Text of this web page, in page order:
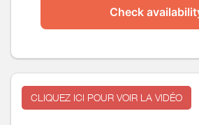
Check
CLIQUEZ ICI POUR VOIR LA VIDÉO